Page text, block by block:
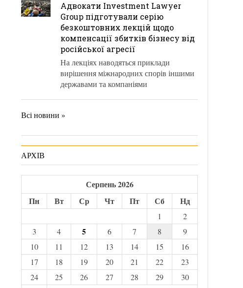
Адвокати Investment Lawyer
Group підготували серію
безкоштовних лекцій щодо
компенсації збитків бізнесу від
російської агресії
На лекціях наводяться приклади
вирішення міжнародних спорів іншими
державами та компаніями
Всі новини »
АРХІВ
Серпень 2026
Пн
Вт Ср Чт Пт Сб Нд
1
2
3
4 5 6 7 8
9
10
11 12 13 14 15
16
17
18 19 20 21 22
23
24
25 26 27 28 29
30